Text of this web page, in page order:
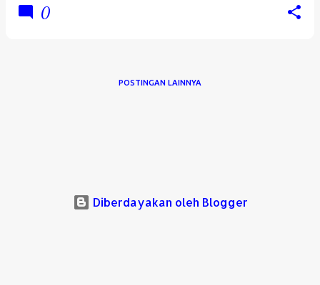
0
POSTINGAN LAINNYA
Diberdayakan oleh Blogger